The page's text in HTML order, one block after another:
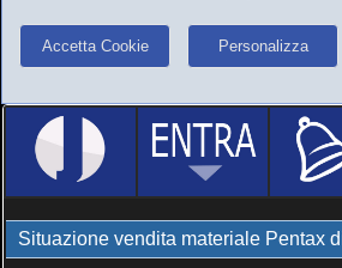
Accetta Cookie Personalizza
Situazione vendita materiale Pentax